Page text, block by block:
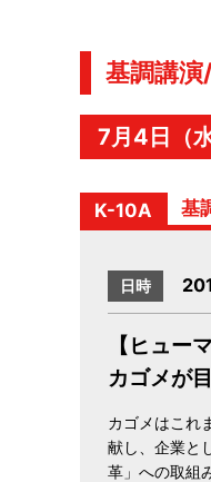
基調講
7月4日（水
K-10A 基
日時
【ヒュー
カゴメが
カゴメはこれ
献し、企業と
革」への取組